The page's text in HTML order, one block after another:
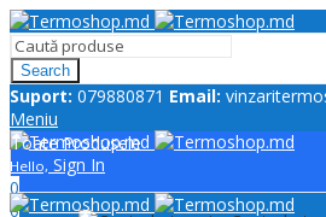
Search
Suport: 079880871 Email:
Meniu
Hello, Sign In
0
0
Toate Produsele